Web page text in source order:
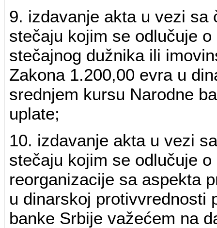
9. izdavanje akta u vezi sa
stečaju kojim se odlučuje
stečajnog dužnika ili
Zakona 1.200,00 evra u
srednjem kursu Narodne
uplate;
10. izdavanje akta u vezi
stečaju kojim se odlučuje
reorganizacije sa aspekta
u dinarskoj protivvrednosti
banke Srbije važećem na